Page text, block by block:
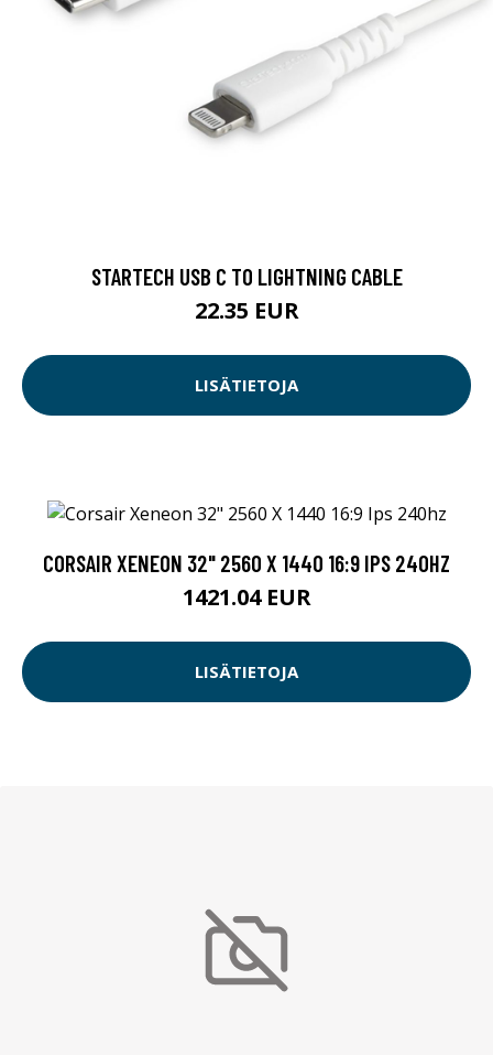
STARTECH USB C TO LIGHTNING CABLE
22.35 EUR
LISÄTIETOJA
CORSAIR XENEON 32" 2560 X 1440 16:9 IPS 240HZ
1421.04 EUR
LISÄTIETOJA